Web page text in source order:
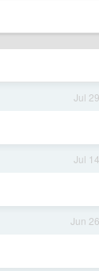
Jul 29
Jul 14
Jun 26